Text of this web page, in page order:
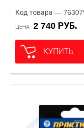
Код товара —
ЦЕНА 2 740 РУБ.
КУПИТЬ